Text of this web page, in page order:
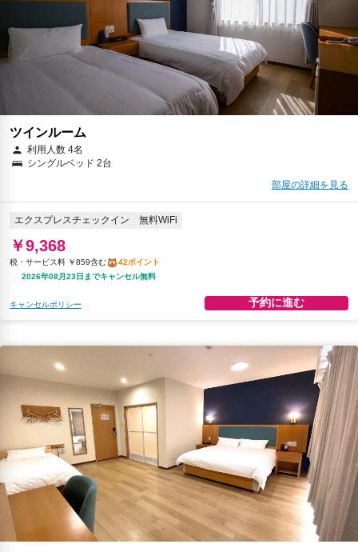
ツインルーム
利用人数 4名
シングルベッド 2台
部屋の詳細を見る
エクスプレスチェックイン 無料WiFi
￥9,368
税・サービス料 ￥859含む
42ポイント
2026年08月23日までキャンセル無料
キャンセルポリシー 予約に進む